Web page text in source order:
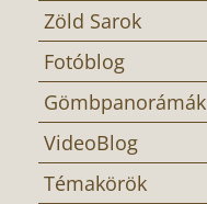
Zöld Sarok
Fotóblog
Gömbpanorámák
VideoBlog
Témakörök